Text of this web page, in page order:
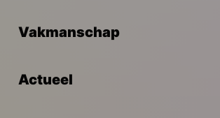
Vakmanschap
Actueel